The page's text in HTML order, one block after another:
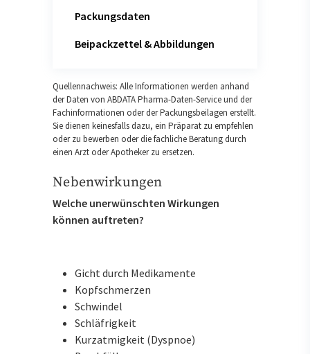
Packungsdaten
Beipackzettel & Abbildungen
Quellennachweis: Alle Informationen werden anhand
der Daten von ABDATA Pharma-Daten-Service und der
Fachinformationen oder der Packungsbeilagen erstellt.
Sie dienen keinesfalls dazu, ein Präparat zu empfehlen
oder zu bewerben oder die fachliche Beratung durch
einen Arzt oder Apotheker zu ersetzen.
Nebenwirkungen
Welche unerwünschten Wirkungen
können auftreten?
Gicht durch Medikamente
Kopfschmerzen
Schwindel
Schläfrigkeit
Kurzatmigkeit (Dyspnoe)